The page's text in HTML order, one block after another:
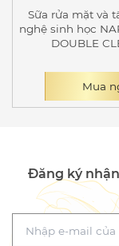
Sữa rửa mặt và
nghệ sinh học
DOUBLE
Mua
Đăng ký